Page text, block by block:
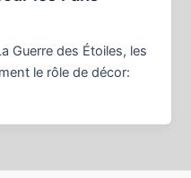
Guerre des Étoiles, les
le rôle de décor: